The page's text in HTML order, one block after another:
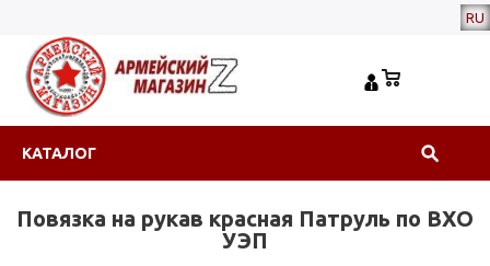
RU
КАТАЛОГ
Повязка на рукав красная Патруль по ВХО
УЭП